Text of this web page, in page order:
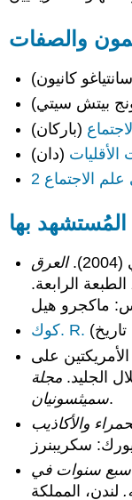
والصفات
كانيون)
بيتش سيتي)
الأقليات
المُستشهد بها
العرق
الطبعة الرابعة.
كوك. R.
الأمريكتين على
الجليد. مجلة
سميثسونيان.
والأكاذيب
سبع سنوات في
لندن، المملكة